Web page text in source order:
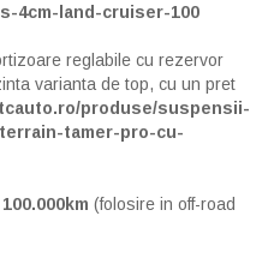
4cm-land-cruiser-100
reglabile cu rezervor
varianta de top, cu un pret
produse/suspensii-
tamer-pro-cu-
(folosire in off-road